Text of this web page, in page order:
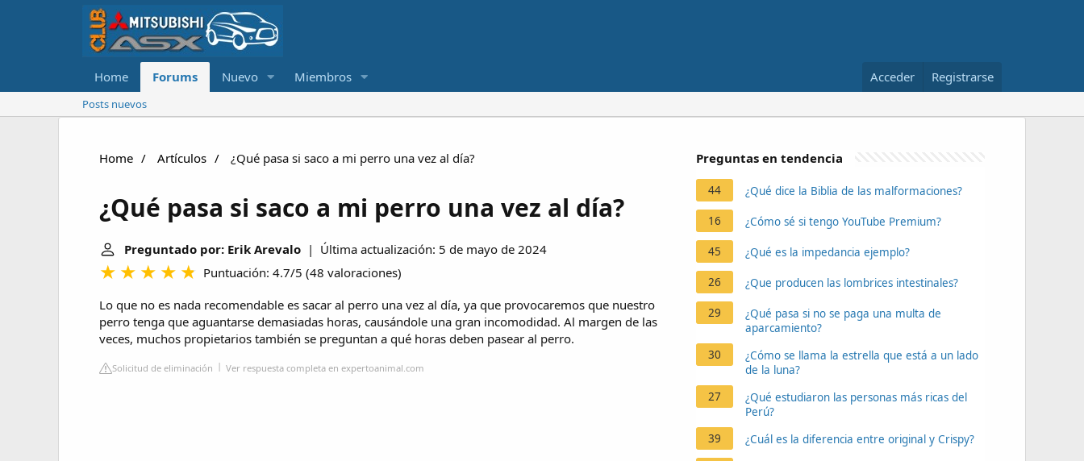
Home Forums Nuevo Miembros Acceder Registrarse
Posts nuevos
Home Artículos ¿Qué pasa si saco a mi perro una vez al día?
¿Qué pasa si saco a mi perro una vez al día?
Preguntado por: Erik Arevalo | Última actualización: 5 de mayo de 2024
Puntuación: 4.7/5 (48 valoraciones)
Lo que no es nada recomendable es sacar al perro una vez al día, ya que provocaremos que nuestro
perro tenga que aguantarse demasiadas horas, causándole una gran incomodidad. Al margen de las
veces, muchos propietarios también se preguntan a qué horas deben pasear al perro.
Solicitud de eliminación Ver respuesta completa en expertoanimal.com
Preguntas en tendencia
44 ¿Qué dice la Biblia de las malformaciones?
16 ¿Cómo sé si tengo YouTube Premium?
45 ¿Qué es la impedancia ejemplo?
26 ¿Que producen las lombrices intestinales?
29
¿Qué pasa si no se paga una multa de
aparcamiento?
30
¿Cómo se llama la estrella que está a un lado
de la luna?
27
¿Qué estudiaron las personas más ricas del
Perú?
39
¿Cuál es la diferencia entre original y Crispy?